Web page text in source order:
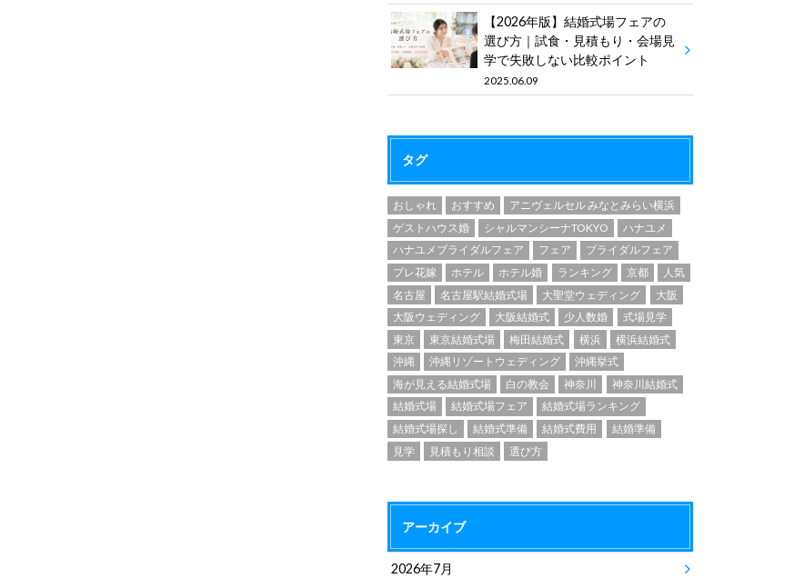
【2026年版】結婚式場フェアの
選び方｜試食・見積もり・会場見
学で失敗しない比較ポイント
2025.06.09
タグ
おしゃれ おすすめ
アニヴェルセル みなとみらい横浜
ゲストハウス婚
シャルマンシーナTOKYO
ハナユメ
ハナユメブライダルフェア
フェア
ブライダルフェア
プレ花嫁
ホテル ホテル婚 ランキング 京都
人気
名古屋
名古屋駅結婚式場 大聖堂ウェディング
大阪
大阪ウェディング
大阪結婚式 少人数婚
式場見学
東京
東京結婚式場 梅田結婚式 横浜
横浜結婚式
沖縄
沖縄リゾートウェディング
沖縄挙式
海が見える結婚式場
白の教会 神奈川
神奈川結婚式
結婚式場
結婚式場フェア
結婚式場ランキング
結婚式場探し
結婚式準備 結婚式費用
結婚準備
見学
見積もり相談 選び方
アーカイブ
2026年7月